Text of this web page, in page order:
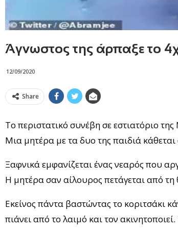
Άγνωστος της άρπαξε το
12/09/2020
Share
Το περιστατικό συνέβη σε εστιατόριο
Μια μητέρα με τα δυο της παιδιά κάθεται
Ξαφνικά εμφανίζεται ένας νεαρός που
Η μητέρα σαν αίλουρος πετάγεται από τη
Εκείνος πάντα βαστώντας το κοριτσάκι
πιάνει από το λαιμό και τον